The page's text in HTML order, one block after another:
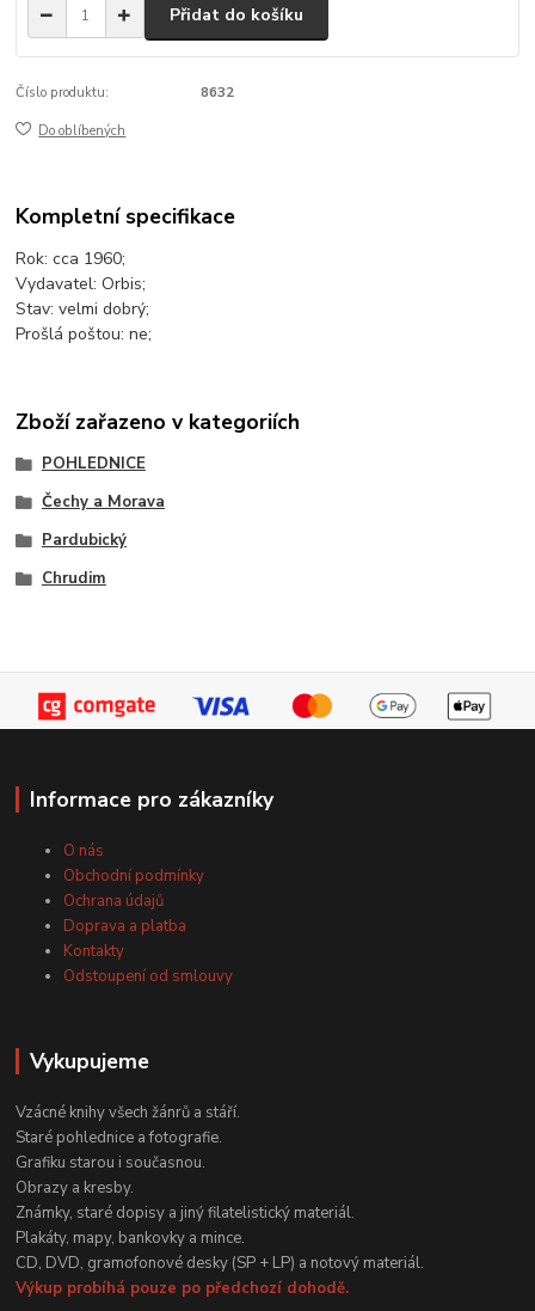
Přidat do košíku
Číslo produktu: 8632
Do oblíbených
Kompletní specifikace
Rok: cca 1960;
Vydavatel: Orbis;
Stav: velmi dobrý;
Prošlá poštou: ne;
Zboží zařazeno v kategoriích
POHLEDNICE
Čechy a Morava
Pardubický
Chrudim
Informace pro zákazníky
O nás
Obchodní podmínky
Ochrana údajů
Doprava a platba
Kontakty
Odstoupení od smlouvy
Vykupujeme
Vzácné knihy všech žánrů a stáří.
Staré pohlednice a fotografie.
Grafiku starou i současnou.
Obrazy a kresby.
Známky, staré dopisy a jiný filatelistický materiál.
Plakáty, mapy, bankovky a mince.
CD, DVD, gramofonové desky (SP + LP) a notový materiál.
Výkup probíhá pouze po předchozí dohodě.